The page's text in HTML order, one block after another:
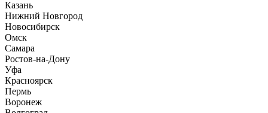
Казань
Нижний Новгород
Новосибирск
Омск
Самара
Ростов-на-Дону
Уфа
Красноярск
Пермь
Воронеж